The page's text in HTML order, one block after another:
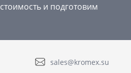
и подготовим
sales@kromex.su